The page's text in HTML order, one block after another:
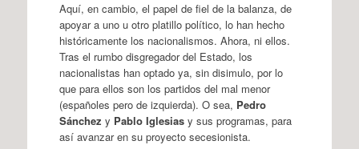
Aquí, en cambio, el papel de fiel de la balanza, de
apoyar a uno u otro platillo político, lo han hecho
históricamente los nacionalismos. Ahora, ni ellos.
Tras el rumbo disgregador del Estado, los
nacionalistas han optado ya, sin disimulo, por lo
que para ellos son los partidos del mal menor
(españoles pero de izquierda). O sea, Pedro
Sánchez y Pablo Iglesiasy sus programas, para
así avanzar en su proyecto secesionista.